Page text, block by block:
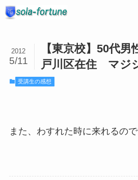
【東京校】50代
戸川区在住 マジ
2012
5/11
受講生の感想
また、わすれた時に来れるので